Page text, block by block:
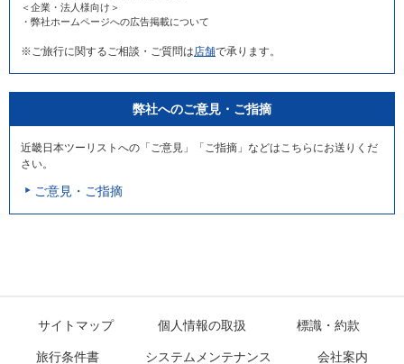
＜企業・法人様向け＞
・弊社ホームページへの広告掲載について
※ご旅行に関するご相談・ご質問は 店舗で承ります。
弊社へのご意見・ご指摘
近畿日本ツーリストへの「ご意見」「ご指摘」などはこちらにお送りくだ
さい。
ご意見・ご指摘
サイトマップ 個人情報の取扱 標識・約款
旅行条件書 システムメンテナンス 会社案内